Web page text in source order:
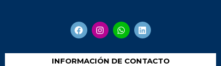
INFORMACIÓN DE CONTACTO